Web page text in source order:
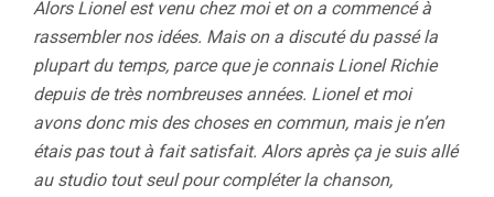
Alors Lionel est venu chez moi et on a commencé à
rassembler nos idées. Mais on a discuté du passé la
plupart du temps, parce que je connais Lionel Richie
depuis de très nombreuses années. Lionel et moi
avons donc mis des choses en commun, mais je n’en
étais pas tout à fait satisfait. Alors après ça je suis allé
au studio tout seul pour compléter la chanson,